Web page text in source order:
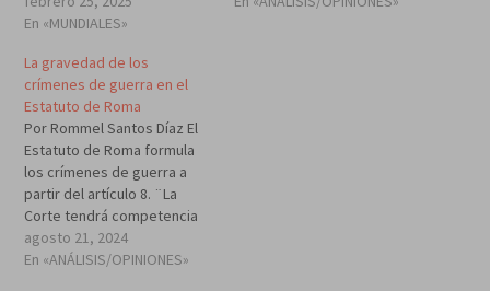
En «MUNDIALES»
La gravedad de los
crímenes de guerra en el
Estatuto de Roma
Por Rommel Santos Díaz El
Estatuto de Roma formula
los crímenes de guerra a
partir del artículo 8. ¨La
Corte tendrá competencia
respecto de los crímenes
de guerra en particular
agosto 21, 2024
En «ANÁLISIS/OPINIONES»